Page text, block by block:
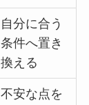
自分に合う
条件へ置き
換える
不安な点を